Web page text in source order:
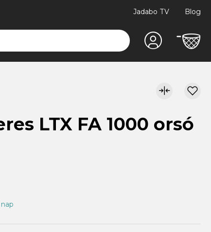
Jadabo TV Blog
LTX FA 1000 orsó